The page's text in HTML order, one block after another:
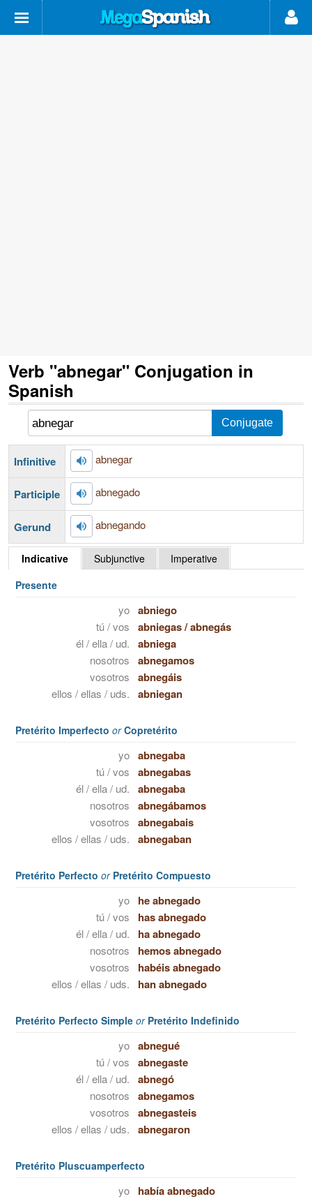
Verb "abnegar" Conjugation in
Spanish
Infinitive abnegar
Participle abnegado
Gerund abnegando
Indicative Subjunctive
Imperative
Presente
yo abniego
tú / vos abniegas/abnegás
él / ella / ud. abniega
nosotros abnegamos
vosotros abnegáis
ellos / ellas / uds. abniegan
Pretérito Imperfecto orCopretérito
yo abnegaba
tú / vos abnegabas
él / ella / ud. abnegaba
nosotros abnegábamos
vosotros abnegabais
ellos / ellas / uds. abnegaban
Pretérito Perfecto orPretérito Compuesto
yo he abnegado
tú / vos has abnegado
él / ella / ud. ha abnegado
nosotros hemos abnegado
vosotros habéis abnegado
ellos / ellas / uds. han abnegado
Pretérito Perfecto Simple orPretérito Indefinido
yo abnegué
tú / vos abnegaste
él / ella / ud. abnegó
nosotros abnegamos
vosotros abnegasteis
ellos / ellas / uds. abnegaron
Pretérito Pluscuamperfecto
yo había abnegado